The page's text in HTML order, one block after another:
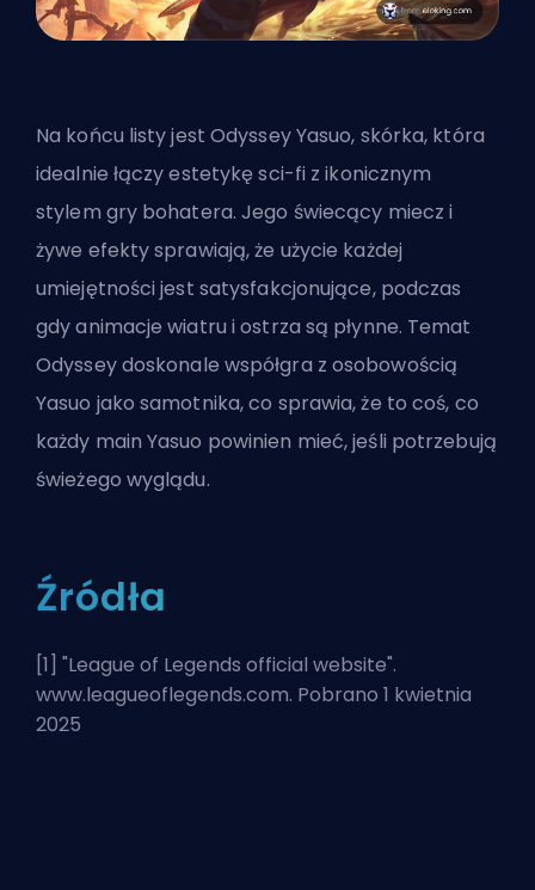
Na końcu listy jest Odyssey Yasuo, skórka, która
idealnie łączy estetykę sci-fi z ikonicznym
stylem gry bohatera. Jego świecący miecz i
żywe efekty sprawiają, że użycie każdej
umiejętności jest satysfakcjonujące, podczas
gdy animacje wiatru i ostrza są płynne. Temat
Odyssey doskonale współgra z osobowością
Yasuo jako samotnika, co sprawia, że to coś, co
każdy main Yasuo powinien mieć, jeśli potrzebują
świeżego wyglądu.
Źródła
[1] "League of Legends official website".
www.leagueoflegends.com. Pobrano 1 kwietnia
2025